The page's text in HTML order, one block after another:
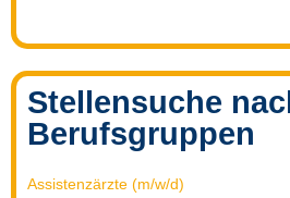
Stellensuche
Berufsgruppen
Assistenzärzte (m/w/d)